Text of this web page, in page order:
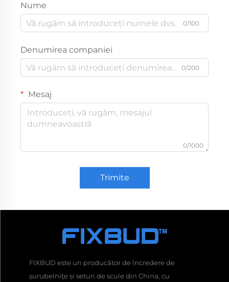
Nume
0/100
Denumirea companiei
0/200
Mesaj
0/1000
Trimite
FIXBUD este un producător de încredere de
șurubelnițe și seturi de scule din China, cu